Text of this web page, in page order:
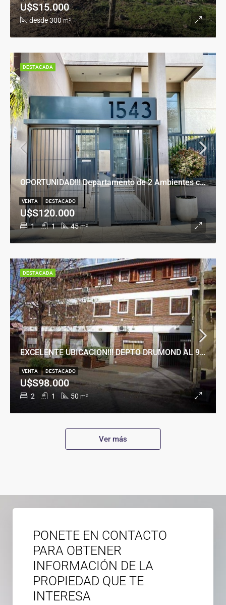
desde 300 m²
U$S15.000
OPORTUNIDAD!!! Departamento de 2 Ambientes con Cochera en Banfield Este
1 1 45 m²
U$S120.000
VENTA DESTACADO
DESTACADA
EXCELENTE UBICACION!!! DEPTO DRUMOND AL 900
2 1 50 m²
U$S98.000
VENTA DESTACADO
DESTACADA
Ver más
PONETE EN CONTACTO
PARA OBTENER
INFORMACIÓN DE LA
PROPIEDAD QUE TE
INTERESA